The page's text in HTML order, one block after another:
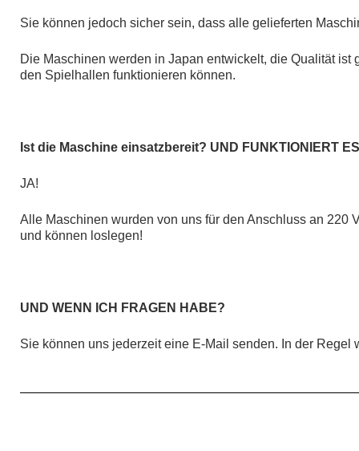
Sie können jedoch sicher sein, dass alle gelieferten
Die Maschinen werden in Japan entwickelt, die Qualität
den Spielhallen funktionieren können.
Ist die Maschine einsatzbereit? UND FUNKTIONIERT
JA!
Alle Maschinen wurden von uns für den Anschluss an 220
und können loslegen!
UND WENN ICH FRAGEN HABE?
Sie können uns jederzeit eine E-Mail senden. In der